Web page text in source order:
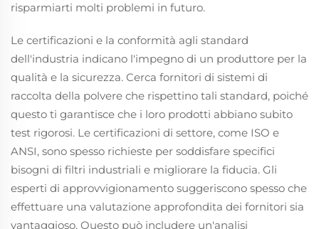
risparmiarti molti problemi in futuro.
Le certificazioni e la conformità agli standard
dell'industria indicano l'impegno di un produttore per la
qualità e la sicurezza. Cerca fornitori di sistemi di
raccolta della polvere che rispettino tali standard, poiché
questo ti garantisce che i loro prodotti abbiano subito
test rigorosi. Le certificazioni di settore, come ISO e
ANSI, sono spesso richieste per soddisfare specifici
bisogni di filtri industriali e migliorare la fiducia. Gli
esperti di approvvigionamento suggeriscono spesso che
effettuare una valutazione approfondita dei fornitori sia
vantaggioso. Questo può includere un'analisi